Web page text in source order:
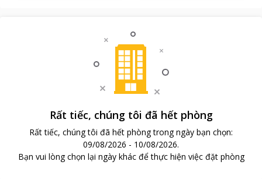
Rất tiếc, chúng tôi đã hết phòng
Rất tiếc, chúng tôi đã hết phòng trong ngày bạn chọn:
09/08/2026 - 10/08/2026.
Bạn vui lòng chọn lại ngày khác để thực hiện việc đặt phòng